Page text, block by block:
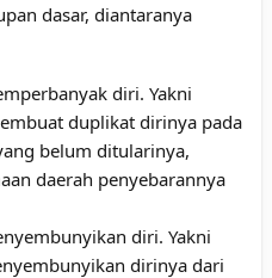
dasar, diantaranya
diri. Yakni
duplikat dirinya pada
belum ditularinya,
daerah penyebarannya
diri. Yakni
dirinya dari